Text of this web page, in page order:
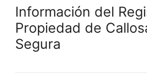
Información del
Propiedad de
Segura